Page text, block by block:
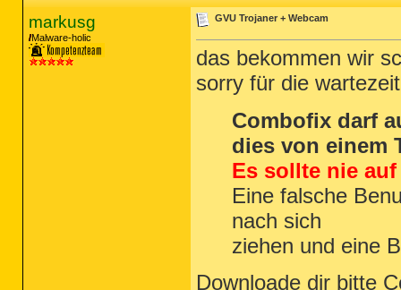
markusg
Malware-holic
GVU Trojaner + Webcam
das bekommen wir
sorry für die
Combofix darf
dies von einem
Es sollte nie
Eine falsche
nach sich
ziehen und eine
Downloade dir bitte